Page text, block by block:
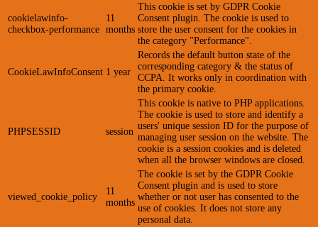
cookielawinfo-
checkbox-performance
11
months
This cookie is set by GDPR Cookie
Consent plugin. The cookie is used to
store the user consent for the cookies in
the category "Performance".
CookieLawInfoConsent 1 year
Records the default button state of the
corresponding category & the status of
CCPA. It works only in coordination with
the primary cookie.
PHPSESSID session
This cookie is native to PHP applications.
The cookie is used to store and identify a
users' unique session ID for the purpose of
managing user session on the website. The
cookie is a session cookies and is deleted
when all the browser windows are closed.
viewed_cookie_policy
11
months
The cookie is set by the GDPR Cookie
Consent plugin and is used to store
whether or not user has consented to the
use of cookies. It does not store any
personal data.